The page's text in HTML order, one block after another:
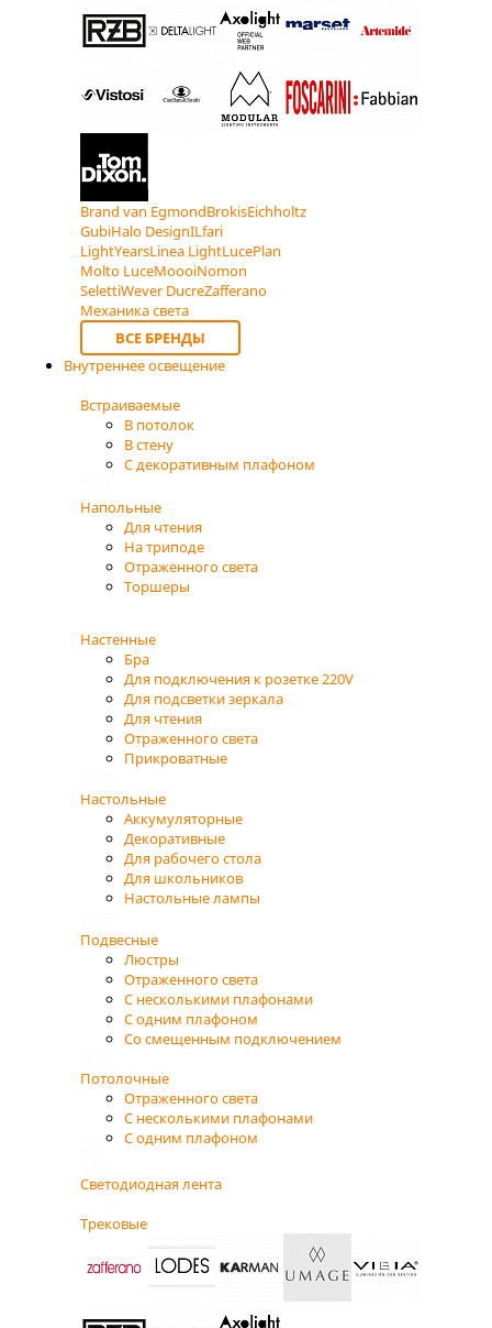
Brand van EgmondBrokisEichholtz
GubiHalo DesignILfari
LightYearsLinea LightLucePlan
Molto LuceMoooiNomon
SelettiWever DucreZafferano
Механика света
ВСЕ БРЕНДЫ
Внутреннее освещение
Встраиваемые
В потолок
В стену
С декоративным плафоном
Напольные
Для чтения
На триподе
Отраженного света
Торшеры
Настенные
Бра
Для подключения к розетке 220V
Для подсветки зеркала
Для чтения
Отраженного света
Прикроватные
Настольные
Аккумуляторные
Декоративные
Для рабочего стола
Для школьников
Настольные лампы
Подвесные
Люстры
Отраженного света
С несколькими плафонами
С одним плафоном
Со смещенным подключением
Потолочные
Отраженного света
С несколькими плафонами
С одним плафоном
Светодиодная лента
Трековые